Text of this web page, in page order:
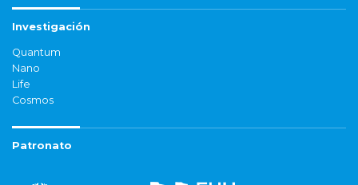
Investigación
Quantum
Nano
Life
Cosmos
Patronato